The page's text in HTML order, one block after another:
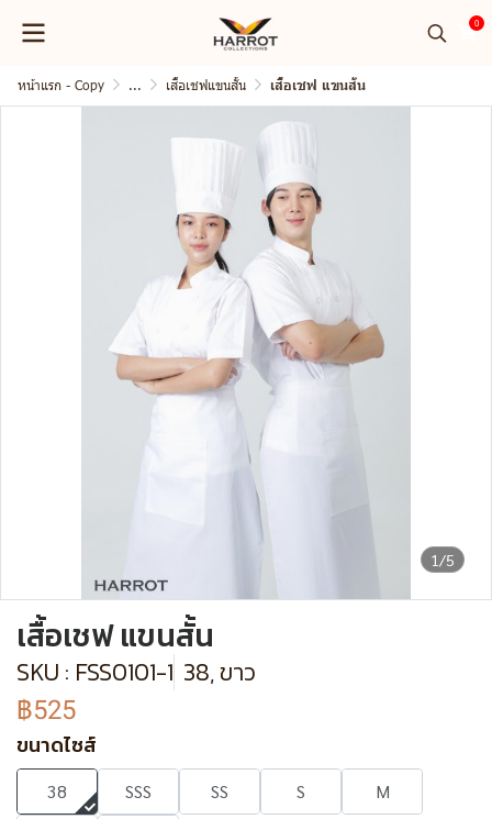
0
หน้าแรก - Copy ... เสื้อเชฟแขนสั้น เสื้อเชฟ แขนสั้น
1/5
เสื้อเชฟ แขนสั้น
SKU : FSS0101-1 38, ขาว
฿525
ขนาดไซส์
38 SSS SS S
M